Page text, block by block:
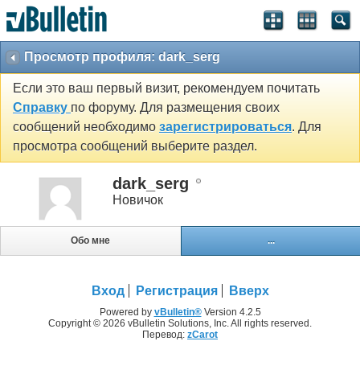
Просмотр профиля: dark_serg
Если это ваш первый визит, рекомендуем почитать
Справку по форуму. Для размещения своих
сообщений необходимо зарегистрироваться. Для
просмотра сообщений выберите раздел.
dark_serg
Новичок
Обо мне ...
Вход Регистрация Вверх
Powered by vBulletin®Version 4.2.5
Copyright © 2026 vBulletin Solutions, Inc. All rights reserved.
Перевод: zCarot